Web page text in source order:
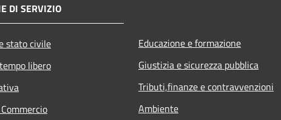
DI SERVIZIO
stato civile
libero
Educazione e formazione
Giustizia e sicurezza pubblica
Tributi,finanze e contravvenzioni
Ambiente